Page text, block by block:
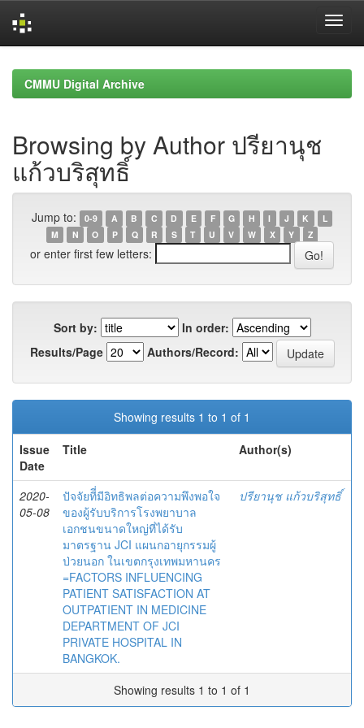
navigationCMMU Digital Archive
Browsing by Author ปรียานุช
แก้วบริสุทธิ์
Jump to: 0-9 A B C D E F G H I J K
L
M
N O P Q R S T U V W X Y Z
or enter first few letters:
Sort by:
In order:
Results/Page
Authors/Record:
Showing results 1 to 1 of 1
Issue
Date
Title Author(s)
2020-
05-08
ปัจจัยทีี่มีอิทธิพลต่อความพึงพอใจ
ของผู้รับบริการโรงพยาบาล
เอกชนขนาดใหญ่ที่ได้รับ
มาตรฐาน JCI แผนกอายุกรรมผู้
ป่วยนอก ในเขตกรุงเทพมหานคร
=FACTORS INFLUENCING
PATIENT SATISFACTION AT
OUTPATIENT IN MEDICINE
DEPARTMENT OF JCI
PRIVATE HOSPITAL IN
BANGKOK.
ปรียานุช แก้วบริสุทธิ์
Showing results 1 to 1 of 1